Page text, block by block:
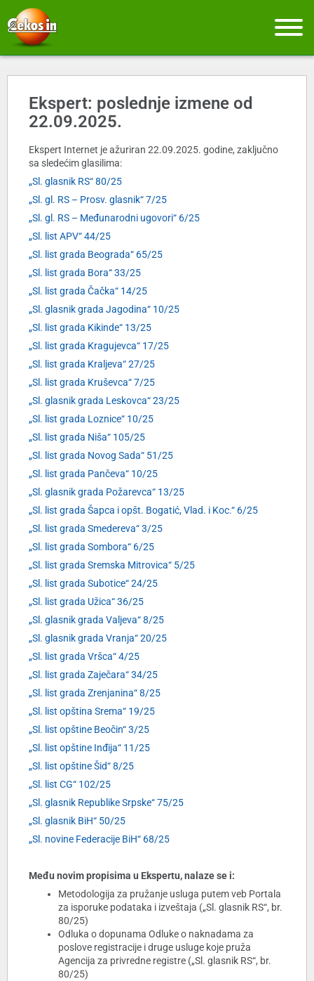
Ekspert: poslednje izmene od
22.09.2025.
Ekspert Internet je ažuriran 22.09.2025. godine, zaključno
sa sledećim glasilima:
„Sl. glasnik RS“ 80/25
„Sl. gl. RS – Prosv. glasnik“ 7/25
„Sl. gl. RS – Međunarodni ugovori“ 6/25
„Sl. list APV“ 44/25
„Sl. list grada Beograda“ 65/25
„Sl. list grada Bora“ 33/25
„Sl. list grada Čačka“ 14/25
„Sl. glasnik grada Jagodina“ 10/25
„Sl. list grada Kikinde“ 13/25
„Sl. list grada Kragujevca“ 17/25
„Sl. list grada Kraljeva“ 27/25
„Sl. list grada Kruševca“ 7/25
„Sl. glasnik grada Leskovca“ 23/25
„Sl. list grada Loznice“ 10/25
„Sl. list grada Niša“ 105/25
„Sl. list grada Novog Sada“ 51/25
„Sl. list grada Pančeva“ 10/25
„Sl. glasnik grada Požarevca“ 13/25
„Sl. list grada Šapca i opšt. Bogatić, Vlad. i Koc.“ 6/25
„Sl. list grada Smedereva“ 3/25
„Sl. list grada Sombora“ 6/25
„Sl. list grada Sremska Mitrovica“ 5/25
„Sl. list grada Subotice“ 24/25
„Sl. list grada Užica“ 36/25
„Sl. glasnik grada Valjeva“ 8/25
„Sl. glasnik grada Vranja“ 20/25
„Sl. list grada Vršca“ 4/25
„Sl. list grada Zaječara“ 34/25
„Sl. list grada Zrenjanina“ 8/25
„Sl. list opština Srema“ 19/25
„Sl. list opštine Beočin“ 3/25
„Sl. list opštine Inđija“ 11/25
„Sl. list opštine Šid“ 8/25
„Sl. list CG“ 102/25
„Sl. glasnik Republike Srpske“ 75/25
„Sl. glasnik BiH“ 50/25
„Sl. novine Federacije BiH“ 68/25
Među novim propisima u Ekspertu, nalaze se i:
Metodologija za pružanje usluga putem veb Portala
za isporuke podataka i izveštaja („Sl. glasnik RS“, br.
80/25)
Odluka o dopunama Odluke o naknadama za
poslove registracije i druge usluge koje pruža
Agencija za privredne registre („Sl. glasnik RS“, br.
80/25)